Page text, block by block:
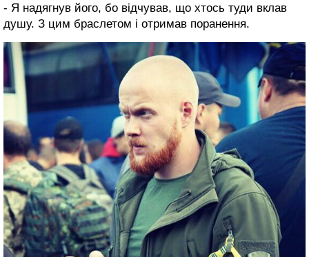
- Я надягнув його, бо відчував, що хтось туди вклав
душу. З цим браслетом і отримав поранення.